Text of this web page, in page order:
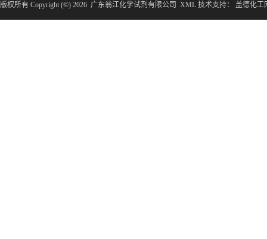
版权所有 Copyright (©) 2026 广东翁江化学试剂有限公司 XML 技术支持： 盖德化工